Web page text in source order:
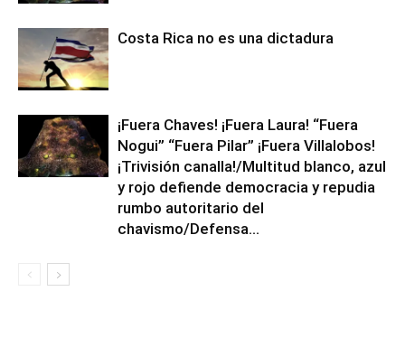
Costa Rica no es una dictadura
¡Fuera Chaves! ¡Fuera Laura! “Fuera
Nogui” “Fuera Pilar” ¡Fuera Villalobos!
¡Trivisión canalla!/Multitud blanco, azul
y rojo defiende democracia y repudia
rumbo autoritario del
chavismo/Defensa...